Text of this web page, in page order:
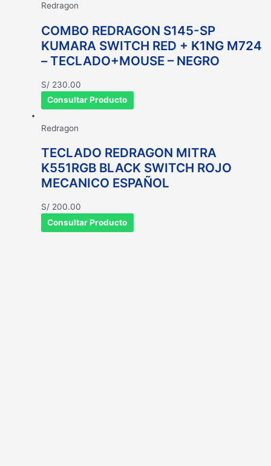
Redragon
COMBO REDRAGON S145-SP
KUMARA SWITCH RED + K1NG M724
– TECLADO+MOUSE – NEGRO
S/ 230.00
Consultar Producto
Redragon
TECLADO REDRAGON MITRA
K551RGB BLACK SWITCH ROJO
MECANICO ESPAÑOL
S/ 200.00
Consultar Producto